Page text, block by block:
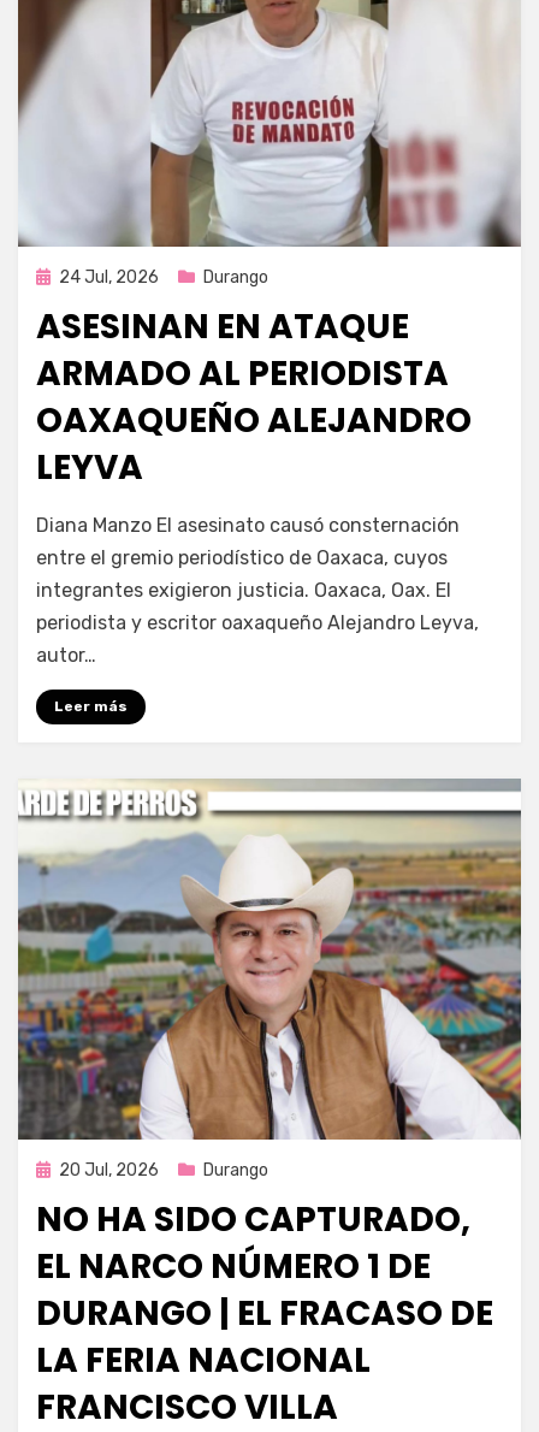
Publicada
24 Jul, 2026 Durango
ASESINAN EN ATAQUE
ARMADO AL PERIODISTA
OAXAQUEÑO ALEJANDRO
LEYVA
Fernando Miranda Servín
Diana Manzo El asesinato causó consternación
entre el gremio periodístico de Oaxaca, cuyos
integrantes exigieron justicia. Oaxaca, Oax. El
periodista y escritor oaxaqueño Alejandro Leyva,
autor…
Leer más
Publicada
20 Jul, 2026 Durango
NO HA SIDO CAPTURADO,
EL NARCO NÚMERO 1 DE
DURANGO | EL FRACASO DE
LA FERIA NACIONAL
FRANCISCO VILLA